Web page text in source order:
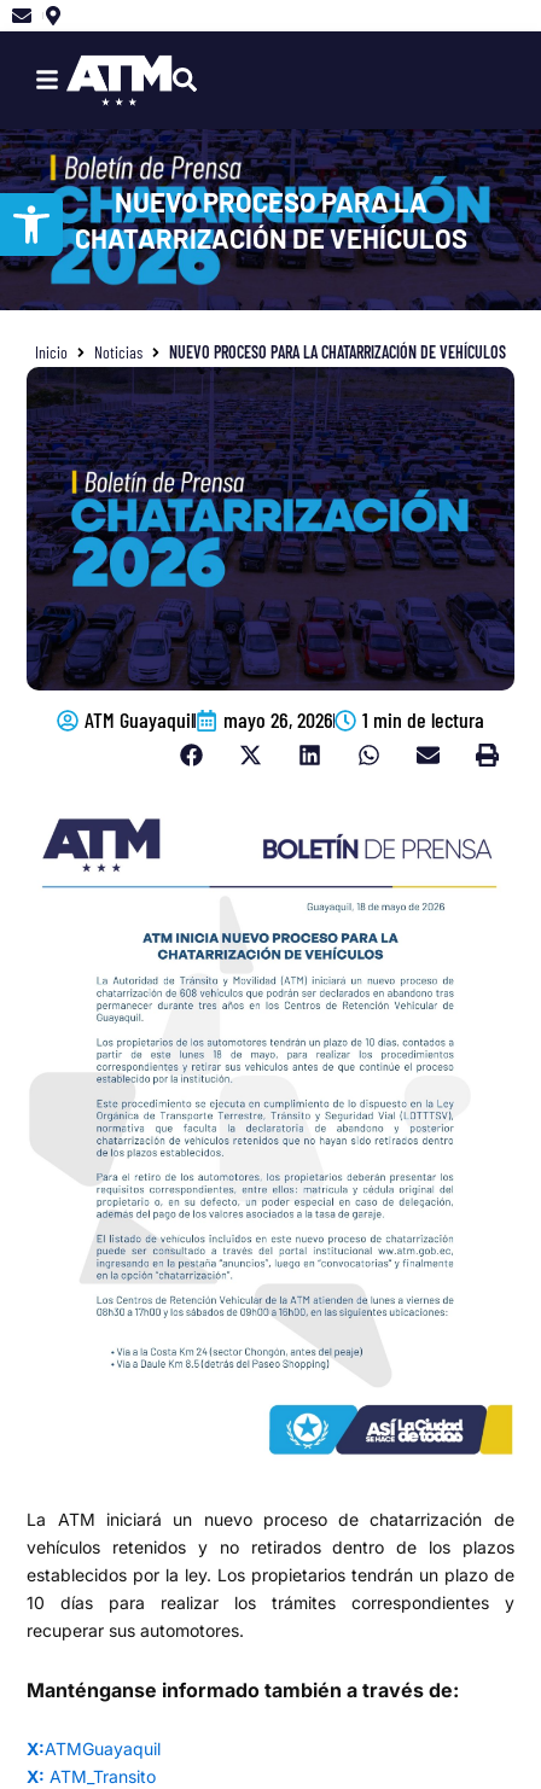
contenido
NUEVO PROCESO PARA LA
CHATARRIZACIÓN DE VEHÍCULOS
Inicio Noticias NUEVO PROCESO PARA LA CHATARRIZACIÓN DE VEHÍCULOS
ATM Guayaquil mayo 26, 2026 1 min de lectura
La ATM iniciará un nuevo proceso de chatarrización de
vehículos retenidos y no retirados dentro de los plazos
establecidos por la ley. Los propietarios tendrán un plazo de
10 días para realizar los trámites correspondientes y
recuperar sus automotores.
Manténganse informado también a través de:
X:ATMGuayaquil
X: ATM_Transito
Abrir barra de herramientas